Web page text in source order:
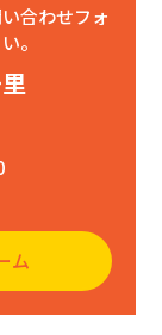
合わせフォ
。
ム